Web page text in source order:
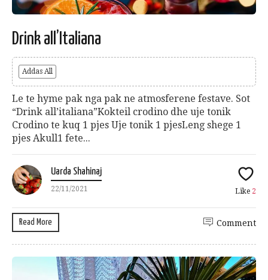
Drink all’Italiana
Addas All
Le te hyme pak nga pak ne atmosferene festave. Sot
“Drink all’italiana”Kokteil crodino dhe uje tonik
Crodino te kuq 1 pjes Uje tonik 1 pjesLeng shege 1
pjes Akull1 fete...
Uarda Shahinaj
22/11/2021 Like 2
Read More Comment